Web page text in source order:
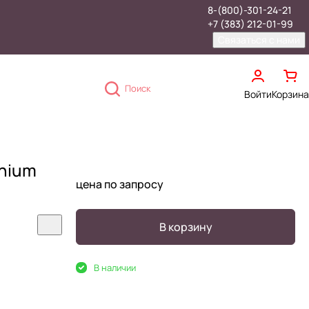
8-(800)-301-24-21
+7 (383) 212-01-99
Поиск ВойтиКорзина
цена по запросу
В корзину
В наличии